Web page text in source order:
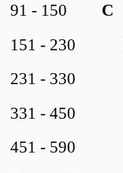
C
91 - 150
151 - 230
231 - 330
331 - 450
451 - 590